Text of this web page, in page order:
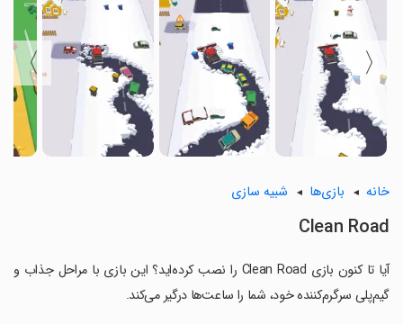
〈
〉
خانه بازی‌ها شبیه سازی
Clean Road
آیا تا کنون بازی Clean Road را نصب کرده‌اید؟ این بازی با مراحل جذاب و
گیم‌پلی سرگرم‌کننده خود، شما را ساعت‌ها درگیر می‌کند.